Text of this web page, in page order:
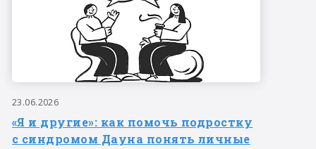
23.06.2026
«Я и другие»: как помочь подростку
с синдромом Дауна понять личные